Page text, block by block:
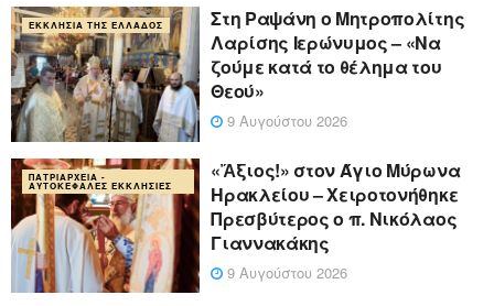
ΕΚΚΛΗΣΊΑ ΤΗΣ ΕΛΛΆΔΟΣ
Στη Ραψάνη ο Μητροπολίτης
Λαρίσης Ιερώνυμος – «Να
ζούμε κατά το θέλημα του
Θεού»
9 Αυγούστου 2026
ΠΑΤΡΙΑΡΧΕΊΑ -
ΑΥΤΟΚΈΦΑΛΕΣ ΕΚΚΛΗΣΊΕΣ
«Ἄξιος!» στον Άγιο Μύρωνα
Ηρακλείου – Χειροτονήθηκε
Πρεσβύτερος ο π. Νικόλαος
Γιαννακάκης
9 Αυγούστου 2026